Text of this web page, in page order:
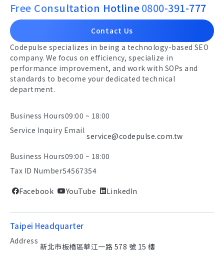
Free Consultation Hotline0800-391-777
Contact Us
Codepulse specializes in being a technology-based SEO
company. We focus on efficiency, specialize in
performance improvement, and work with SOPs and
standards to become your dedicated technical
department.
Business Hours09:00 ~ 18:00
Service Inquiry Email
service@codepulse.com.tw
Business Hours09:00 ~ 18:00
Tax ID Number54567354
Facebook YouTube LinkedIn
Taipei Headquarter
Address
新北市板橋區華江一路 578 號 15 樓